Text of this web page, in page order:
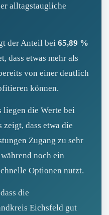
alltagstaugliche
der Anteil bei 65,89 %
dass etwas mehr als
von einer deutlich
können.
die Werte bei
zeigt, dass etwa die
Zugang zu sehr
noch ein
Optionen nutzt.
die
Eichsfeld gut